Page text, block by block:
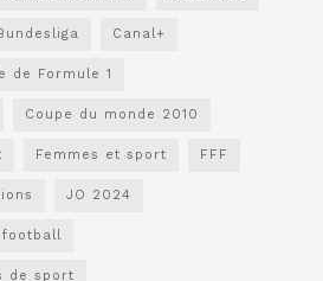
Canal+
de Formule 1
Coupe du monde 2010
Femmes et sport FFF
JO 2024
football
de sport